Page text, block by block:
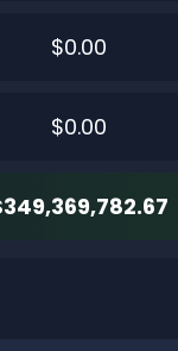
$0.00
$0.00